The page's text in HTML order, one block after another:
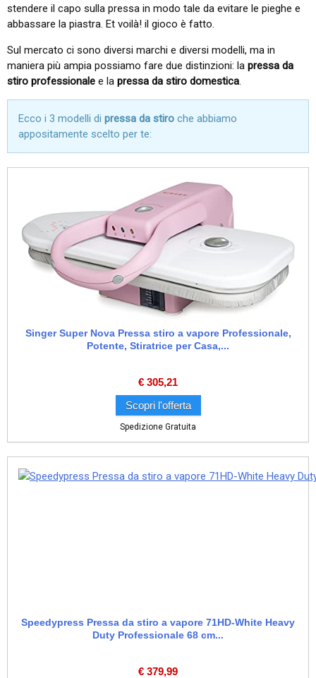
stendere il capo sulla pressa in modo tale da evitare le pieghe e
abbassare la piastra. Et voilà! il gioco è fatto.
Sul mercato ci sono diversi marchi e diversi modelli, ma in
maniera più ampia possiamo fare due distinzioni: la pressa da
stiro professionale e la pressa da stiro domestica
Ecco i 3 modelli di pressa da stiro che abbiamo
appositamente scelto per te:
Singer Super Nova Pressa stiro a vapore Professionale,
Potente, Stiratrice per Casa,...
€ 305,21
Scopri l'offerta
Spedizione Gratuita
Speedypress Pressa da stiro a vapore 71HD-White Heavy
Duty Professionale 68 cm...
€ 379,99